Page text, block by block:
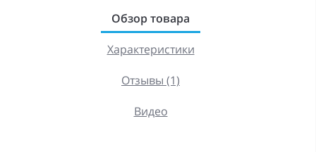
Обзор товара
Характеристики
Отзывы (1)
Видео